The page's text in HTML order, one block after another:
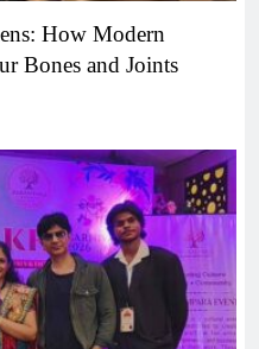
How Modern
Bones and Joints